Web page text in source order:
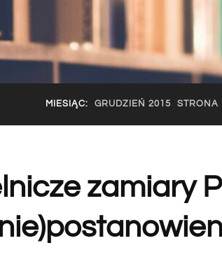
MIESIĄC: GRUDZIEŃ 2015 STRONA
zamiary